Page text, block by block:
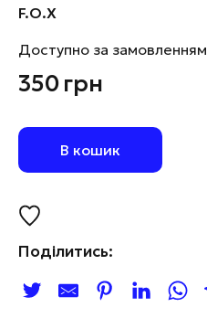
F.O.X
Доступно за замовленням
350грн
В кошик
Поділитись: